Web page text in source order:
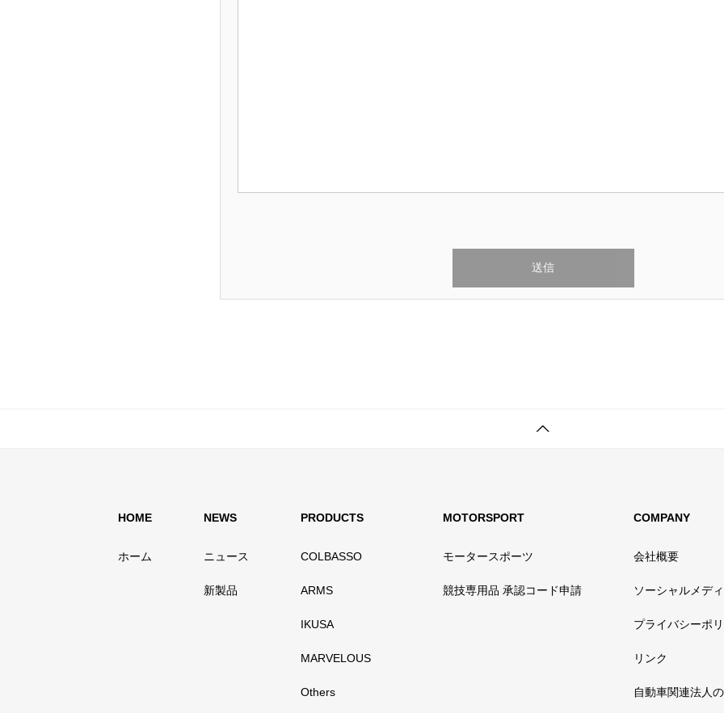
HOME
ホーム
NEWS
ニュース
新製品
PRODUCTS
COLBASSO
ARMS
IKUSA
MARVELOUS
Others
MOTORSPORT
モータースポーツ
競技専用品 承認コード申請
COMPANY
会社概要
ソーシャルメデ
プライバシーポ
リンク
自動車関連法人